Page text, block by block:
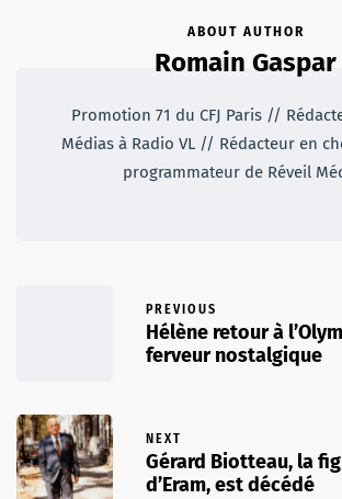
ABOUT AUTHOR
Romain Gaspar
Promotion 71 du CFJ Paris //
Médias à Radio VL // Rédacteur en
programmateur de Réveil
PREVIOUS
Hélène retour à
ferveur nostalgique
NEXT
Gérard Biotteau, la
d’Eram, est décédé